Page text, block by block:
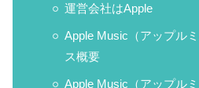
運営会社はApple
Apple Music（アップル
ス概要
Apple Music（アップル